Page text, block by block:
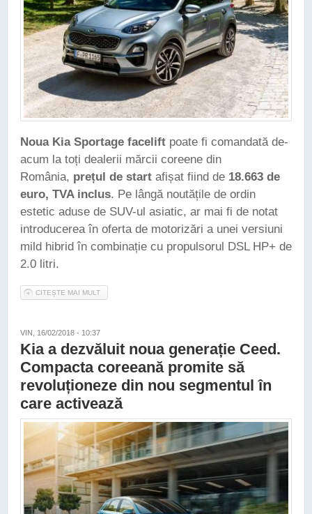
Noua Kia Sportage facelift poate fi comandată de-
acum la toți dealerii mărcii coreene din
România, prețul de start afișat fiind de 18.663 de
euro, TVA inclus. Pe lângă noutățile de ordin
estetic aduse de SUV-ul asiatic, ar mai fi de notat
introducerea în oferta de motorizări a unei versiuni
mild hibrid în combinație cu propulsorul DSL HP+ de
2.0 litri.
CITEȘTE MAI MULT
VIN, 16/02/2018 - 10:37
Kia a dezvăluit noua generație Ceed.
Compacta coreeană promite să
revoluționeze din nou segmentul în
care activează